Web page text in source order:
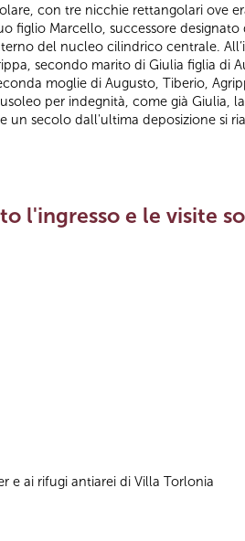
con tre nicchie rettangolari ove
figlio Marcello, successore designato
del nucleo cilindrico centrale.
secondo marito di Giulia figlia di
moglie di Augusto, Tiberio,
per indegnità, come già Giulia,
un secolo dall'ultima deposizione si
l'ingresso e le visite
e ai rifugi antiarei di Villa Torlonia